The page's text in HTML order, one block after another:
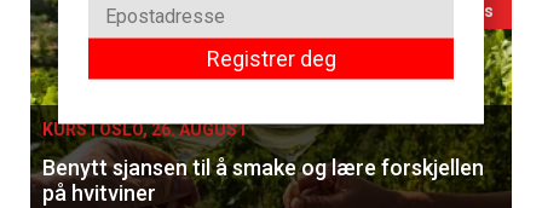
Registrer deg
Ledig plass
KURS I OSLO, 26. AUGUST
Benytt sjansen til å smake og lære forskjellen
på hvitviner